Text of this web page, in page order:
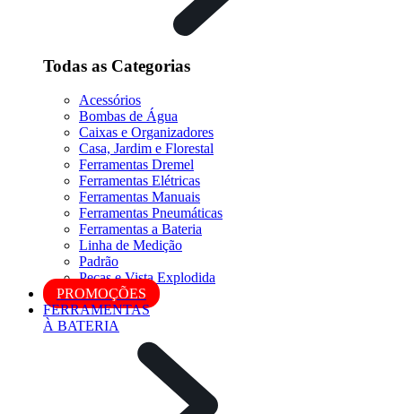
Todas as Categorias
Acessórios
Bombas de Água
Caixas e Organizadores
Casa, Jardim e Florestal
Ferramentas Dremel
Ferramentas Elétricas
Ferramentas Manuais
Ferramentas Pneumáticas
Ferramentas a Bateria
Linha de Medição
Padrão
Peças e Vista Explodida
PROMOÇÕES
FERRAMENTAS
À BATERIA